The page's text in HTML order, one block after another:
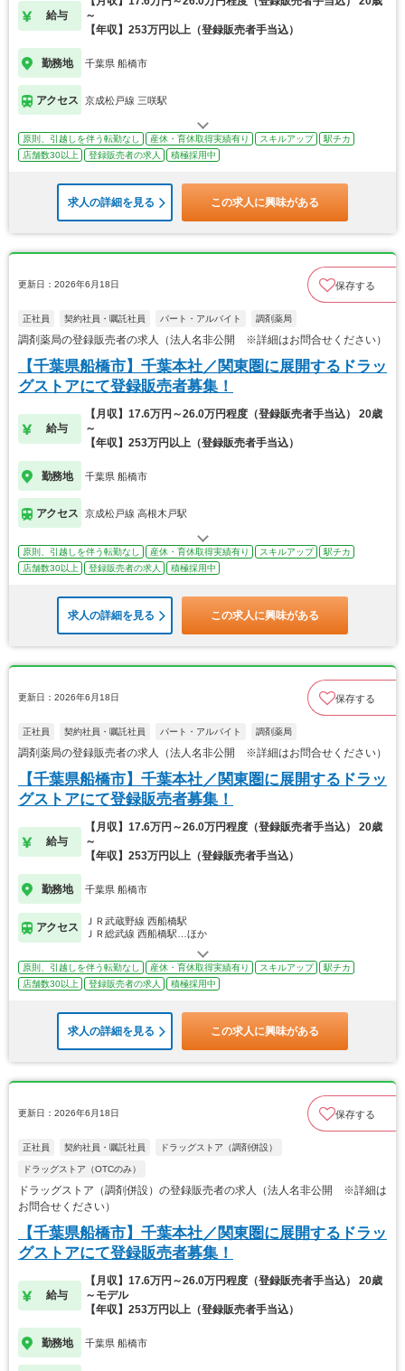
給与
～
【年収】253万円以上（登録販売者手当込）
勤務地 千葉県 船橋市
アクセス 京成松戸線 三咲駅
原則、引越しを伴う転勤なし 産休・育休取得実績有り スキルアップ
駅チカ
店舗数30以上
登録販売者の求人 積極採用中
求人の詳細を見る この求人に興味がある
更新日：2026年6月18日 保存する
正社員 契約社員・嘱託社員 パート・アルバイト 調剤薬局
調剤薬局の登録販売者の求人（法人名非公開 ※詳細はお問合せください）
【千葉県船橋市】千葉本社／関東圏に展開するドラッ
グストアにて登録販売者募集！
給与
【月収】17.6万円～26.0万円程度（登録販売者手当込） 20歳
～
【年収】253万円以上（登録販売者手当込）
勤務地 千葉県 船橋市
アクセス 京成松戸線 高根木戸駅
原則、引越しを伴う転勤なし 産休・育休取得実績有り スキルアップ
駅チカ
店舗数30以上
登録販売者の求人 積極採用中
求人の詳細を見る この求人に興味がある
更新日：2026年6月18日 保存する
正社員 契約社員・嘱託社員 パート・アルバイト 調剤薬局
調剤薬局の登録販売者の求人（法人名非公開 ※詳細はお問合せください）
【千葉県船橋市】千葉本社／関東圏に展開するドラッ
グストアにて登録販売者募集！
給与
【月収】17.6万円～26.0万円程度（登録販売者手当込） 20歳
～
【年収】253万円以上（登録販売者手当込）
勤務地 千葉県 船橋市
アクセス
ＪＲ武蔵野線 西船橋駅
ＪＲ総武線 西船橋駅…ほか
原則、引越しを伴う転勤なし 産休・育休取得実績有り スキルアップ
駅チカ
店舗数30以上
登録販売者の求人 積極採用中
求人の詳細を見る この求人に興味がある
更新日：2026年6月18日 保存する
正社員 契約社員・嘱託社員 ドラッグストア（調剤併設）
ドラッグストア（OTCのみ）
ドラッグストア（調剤併設）の登録販売者の求人（法人名非公開 ※詳細は
お問合せください）
【千葉県船橋市】千葉本社／関東圏に展開するドラッ
グストアにて登録販売者募集！
給与
【月収】17.6万円～26.0万円程度（登録販売者手当込） 20歳
～モデル
【年収】253万円以上（登録販売者手当込）
勤務地 千葉県 船橋市